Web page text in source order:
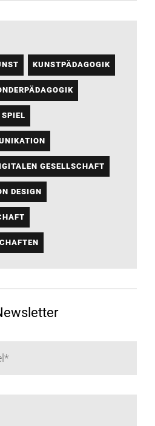
KUNSTPÄDAGOGIK
SPIEL
GESELLSCHAFT
DESIGN